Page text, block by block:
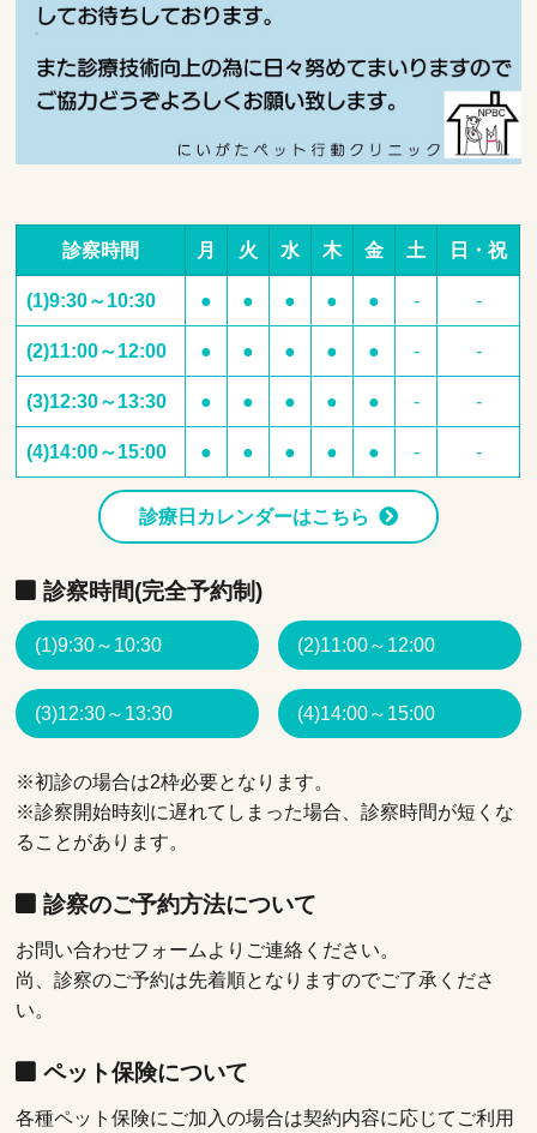
診察時間 月 火 水 木 金 土 日・祝
(1)9:30～10:30 ● ● ● ● ● - -
(2)11:00～12:00 ● ● ● ● ● - -
(3)12:30～13:30 ● ● ● ● ● - -
(4)14:00～15:00 ● ● ● ● ● - -
診療日カレンダーはこちら
診察時間(完全予約制)
(1)9:30～10:30 (2)11:00～12:00
(3)12:30～13:30 (4)14:00～15:00
※初診の場合は2枠必要となります。
※診察開始時刻に遅れてしまった場合、診察時間が短くな
ることがあります。
診察のご予約方法について
お問い合わせフォームよりご連絡ください。
尚、診察のご予約は先着順となりますのでご了承くださ
い。
ペット保険について
各種ペット保険にご加入の場合は契約内容に応じてご利用